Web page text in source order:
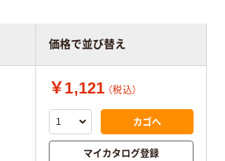
価格で並び替え
￥1,121 （税込）
カゴへ
マイカタログ登録